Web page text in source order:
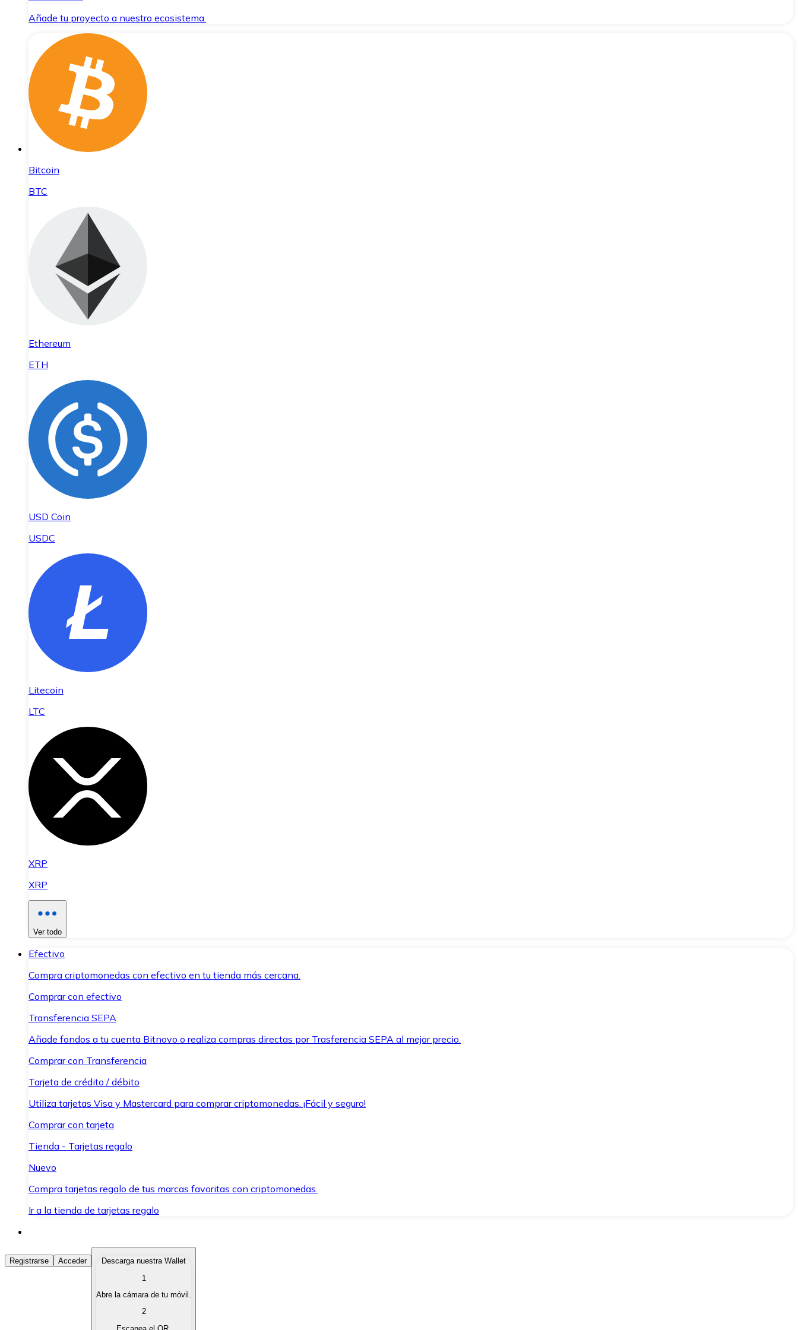
Añade tu proyecto a nuestro ecosistema.
Bitcoin
BTC
Ethereum
ETH
USD Coin
USDC
Litecoin
LTC
XRP
XRP
Ver todo
Efectivo
Compra criptomonedas con efectivo en tu tienda más cercana.
Comprar con efectivo
Transferencia SEPA
Añade fondos a tu cuenta Bitnovo o realiza compras directas por Trasferencia SEPA al mejor precio.
Comprar con Transferencia
Tarjeta de crédito / débito
Utiliza tarjetas Visa y Mastercard para comprar criptomonedas. ¡Fácil y seguro!
Comprar con tarjeta
Tienda - Tarjetas regalo
Nuevo
Compra tarjetas regalo de tus marcas favoritas con criptomonedas.
Ir a la tienda de tarjetas regalo
Comprar Criptomonedas
Compra criptomonedas con diferentes métodos de pago.
Vende tus criptomonedas de forma rápida y segura.
Registrarse Acceder
Descarga nuestra Wallet
1
Abre la cámara de tu móvil.
2